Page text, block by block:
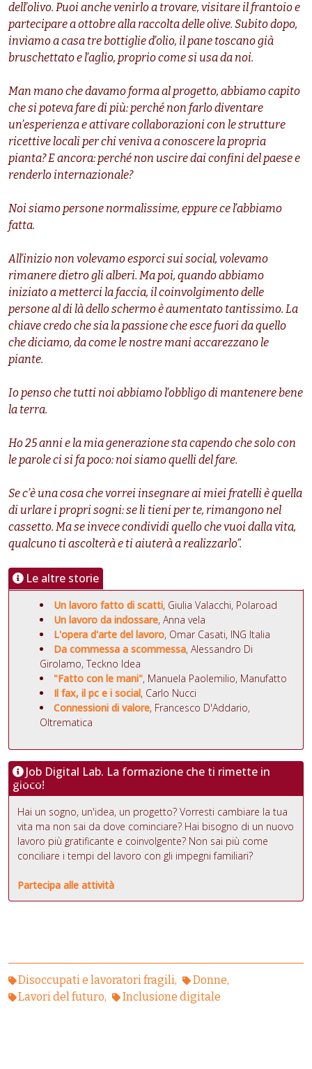
dell’olivo. Puoi anche venirlo a trovare, visitare il frantoio e
partecipare a ottobre alla raccolta delle olive. Subito dopo,
inviamo a casa tre bottiglie d’olio, il pane toscano già
bruschettato e l’aglio, proprio come si usa da noi.
Man mano che davamo forma al progetto, abbiamo capito
che si poteva fare di più: perché non farlo diventare
un’esperienza e attivare collaborazioni con le strutture
ricettive locali per chi veniva a conoscere la propria
pianta? E ancora: perché non uscire dai confini del paese e
renderlo internazionale?
Noi siamo persone normalissime, eppure ce l’abbiamo
fatta.
All’inizio non volevamo esporci sui social, volevamo
rimanere dietro gli alberi. Ma poi, quando abbiamo
iniziato a metterci la faccia, il coinvolgimento delle
persone al di là dello schermo è aumentato tantissimo. La
chiave credo che sia la passione che esce fuori da quello
che diciamo, da come le nostre mani accarezzano le
piante.
Io penso che tutti noi abbiamo l’obbligo di mantenere bene
la terra.
Ho 25 anni e la mia generazione sta capendo che solo con
le parole ci si fa poco: noi siamo quelli del fare.
Se c’è una cosa che vorrei insegnare ai miei fratelli è quella
di urlare i propri sogni: se li tieni per te, rimangono nel
cassetto. Ma se invece condividi quello che vuoi dalla vita,
qualcuno ti ascolterà e ti aiuterà a realizzarlo”.
Le altre storie
Un lavoro fatto di scatti, Giulia Valacchi, Polaroad
Un lavoro da indossare, Anna vela
L'opera d'arte del lavoro, Omar Casati, ING Italia
Da commessa a scommessa, Alessandro Di
Girolamo, Teckno Idea
"Fatto con le mani", Manuela Paolemilio, Manufatto
Il fax, il pc e i social, Carlo Nucci
Connessioni di valore, Francesco D'Addario,
Oltrematica
Job Digital Lab. La formazione che ti rimette in
gioco!
Hai un sogno, un'idea, un progetto? Vorresti cambiare la tua
vita ma non sai da dove cominciare? Hai bisogno di un nuovo
lavoro più gratificante e coinvolgente? Non sai più come
conciliare i tempi del lavoro con gli impegni familiari?
Partecipa alle attività
Disoccupati e lavoratori fragili
Donne
Lavori del futuro
Inclusione digitale